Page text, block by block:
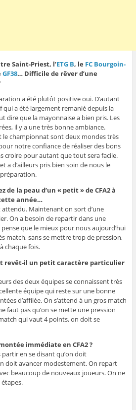
Saint-Priest, l’ETG B, le FC Bourgoin-
GF38… Difficile de rêver d’une
a été plutôt positive oui. D’autant
a été largement remanié depuis la
dire que la mayonnaise a bien pris. Les
il y a une très bonne ambiance.
le championnat sont deux mondes très
notre confiance de réaliser des bons
croire pour autant que tout sera facile.
a d’ailleurs pris bien soin de nous le
de la peau d’un « petit » de CFA2 à
année…
attendu. Maintenant on sort d’une
On a besoin de repartir dans une
que le mieux pour nous aujourd’hui
match, sans se mettre trop de pression,
chaque fois.
revêt-il un petit caractère particulier
des deux équipes se connaissent très
équipe qui reste sur une bonne
d’affilée. On s’attend à un gros match
faut pas qu’on se mette une pression
qui vaut 4 points, on doit se
immédiate en CFA2 ?
partir en se disant qu’on doit
doit avancer modestement. On repart
beaucoup de nouveaux joueurs. On ne